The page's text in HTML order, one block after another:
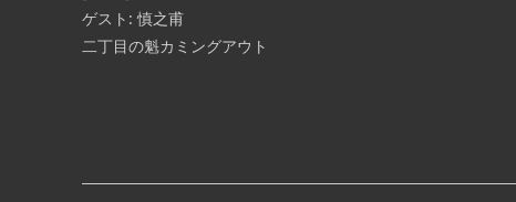
ゲスト: 慎之甫
二丁目の魁カミングアウト
¥3,000/1D
■ INFORMATION – MAIN FLOOR – ◉1部 OPEN
12:45 / START 13:30 ◉2部 OPEN 16:45 / START